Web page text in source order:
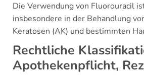
Die Verwendung von Fluorouracil
insbesondere in der Behandlung
Keratosen (AK) und bestimmten
Rechtliche
Apothekenpflicht,